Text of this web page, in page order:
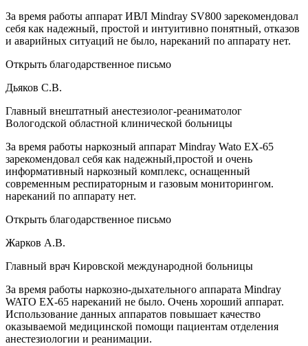
За время работы аппарат ИВЛ Mindray SV800 зарекомендовал
себя как надежный, простой и интуитивно понятный, отказов
и аварийных ситуаций не было, нареканий по аппарату нет.
Открыть благодарственное письмо
Дьяков С.В.
Главный внештатный анестезиолог-реаниматолог
Вологодской областной клинической больницы
За время работы наркозный аппарат Mindray Wato EX-65
зарекомендовал себя как надежный,простой и очень
информативный наркозный комплекс, оснащенный
современным респираторным и газовым мониторингом.
нареканий по аппарату нет.
Открыть благодарственное письмо
Жарков А.В.
Главный врач Кировской международной больницы
За время работы наркозно-дыхательного аппарата Mindray
WATO EX-65 нареканий не было. Очень хороший аппарат.
Использование данных аппаратов повышает качество
оказываемой медицинской помощи пациентам отделения
анестезиологии и реанимации.